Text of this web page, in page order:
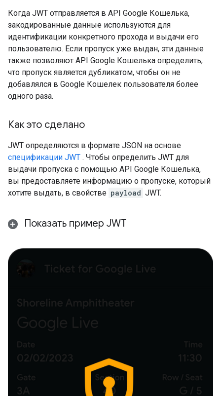
Когда JWT отправляется в API Google Кошелька,
закодированные данные используются для
идентификации конкретного прохода и выдачи его
пользователю. Если пропуск уже выдан, эти данные
также позволяют API Google Кошелька определить,
что пропуск является дубликатом, чтобы он не
добавлялся в Google Кошелек пользователя более
одного раза.
Как это сделано
JWT определяются в формате JSON на основе
спецификации JWT . Чтобы определить JWT для
выдачи пропуска с помощью API Google Кошелька,
вы предоставляете информацию о пропуске, который
хотите выдать, в свойстве payload JWT.
Показать пример JWT